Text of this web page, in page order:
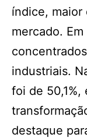
índice, maior
mercado.
industriais.
foi de 50,1%,
destaque